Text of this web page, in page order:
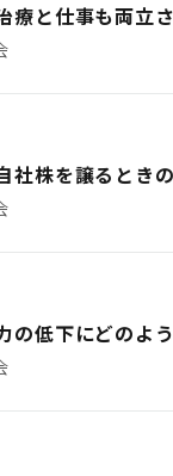
と仕事も両立さ
株を譲るとき
低下にどのよ